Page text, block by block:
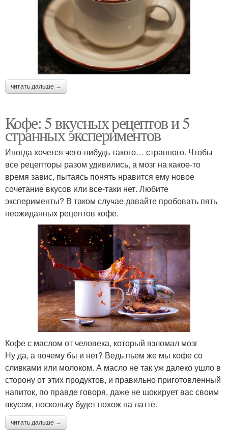
читать дальше →
Кофе: 5 вкусных рецептов и 5
странных экспериментов
Иногда хочется чего-нибудь такого… странного. Чтобы
все рецепторы разом удивились, а мозг на какое-то
время завис, пытаясь понять нравится ему новое
сочетание вкусов или все-таки нет. Любите
эксперименты? В таком случае давайте пробовать пять
неожиданных рецептов кофе.
Кофе с маслом от человека, который взломал мозг
Ну да, а почему бы и нет? Ведь пьем же мы кофе со
сливками или молоком. А масло не так уж далеко ушло в
сторону от этих продуктов, и правильно приготовленный
напиток, по правде говоря, даже не шокирует вас своим
вкусом, поскольку будет похож на латте.
читать дальше →